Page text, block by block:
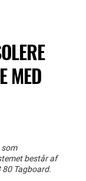
MED
som
består af
80 Tagboard.